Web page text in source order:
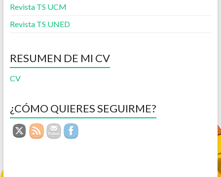
Revista TS UCM
Revista TS UNED
RESUMEN DE MI CV
CV
¿CÓMO QUIERES SEGUIRME?